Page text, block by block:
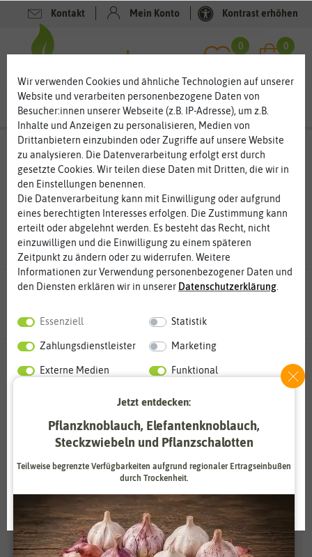
Kontakt Mein Konto Kontrast erhöhen
0 0
Suchergebnisse fürcocktailtomate(24
Treffer)
24 Ergebnissegefunden
-50%
-50%
Filter
Wir verwenden Cookies und ähnliche Technologien auf unserer
Website und verarbeiten personenbezogene Daten von
Besucher:innen unserer Webseite (z.B. IP-Adresse), um z.B.
Inhalte und Anzeigen zu personalisieren, Medien von
Drittanbietern einzubinden oder Zugriffe auf unsere Website
zu analysieren. Die Datenverarbeitung erfolgt erst durch
gesetzte Cookies. Wir teilen diese Daten mit Dritten, die wir in
den Einstellungen benennen.
Die Datenverarbeitung kann mit Einwilligung oder aufgrund
eines berechtigten Interesses erfolgen. Die Zustimmung kann
erteilt oder abgelehnt werden. Es besteht das Recht, nicht
einzuwilligen und die Einwilligung zu einem späteren
Zeitpunkt zu ändern oder zu widerrufen. Weitere
Informationen zur Verwendung personenbezogener Daten und
den Diensten erklären wir in unserer Daten­schutz­erklärung.
Essenziell Statistik
Zahlungsdienstleister Marketing
Externe Medien Funktional
Alle akzeptieren
Alle ablehnen
Auswahl akzeptieren
Jetzt entdecken:
Pflanzknoblauch, Elefantenknoblauch,
Steckzwiebeln und Pflanzschalotten
Teilweise begrenzte Verfügbarkeiten aufgrund regionaler Ertragseinbußen
durch Trockenheit.